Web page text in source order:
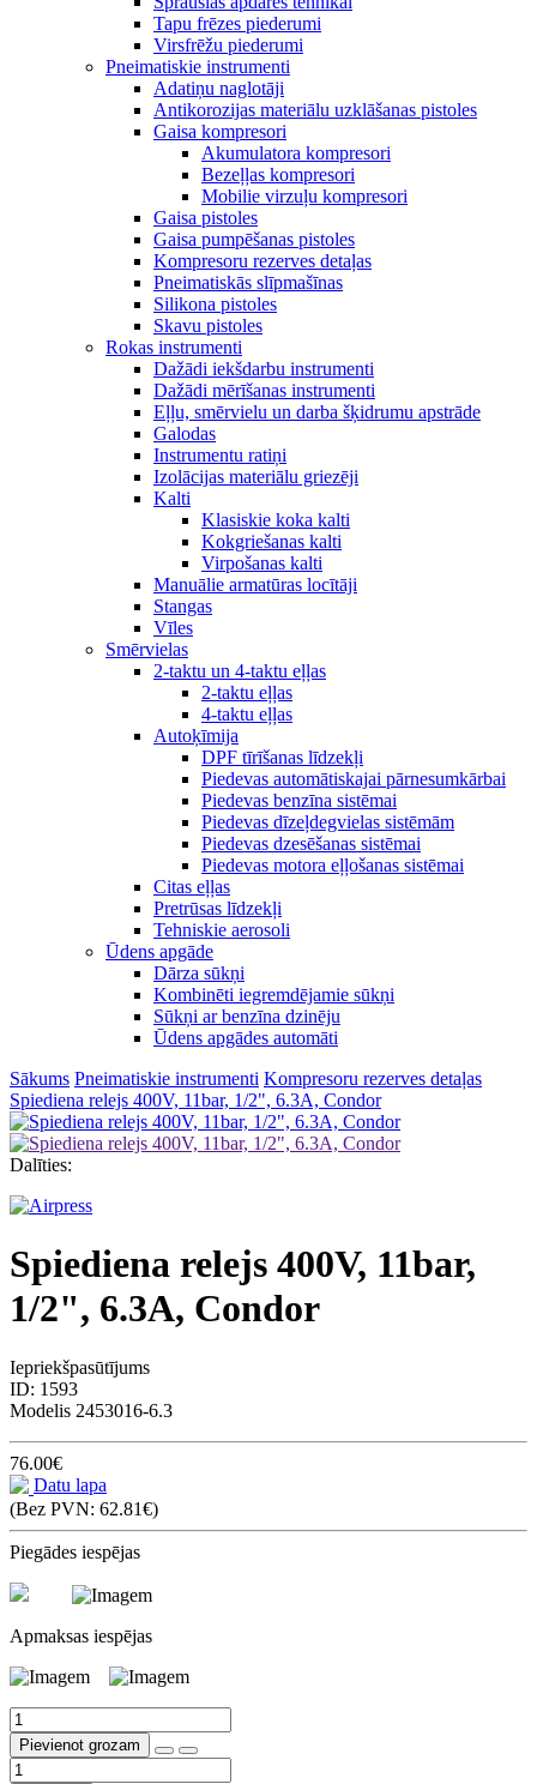
Tapu frēzes piederumi
Virsfrēžu piederumi
Pneimatiskie instrumenti
Adatiņu naglotāji
Antikorozijas materiālu uzklāšanas pistoles
Gaisa kompresori
Akumulatora kompresori
Bezeļļas kompresori
Mobilie virzuļu kompresori
Gaisa pistoles
Gaisa pumpēšanas pistoles
Kompresoru rezerves detaļas
Pneimatiskās slīpmašīnas
Silikona pistoles
Skavu pistoles
Rokas instrumenti
Dažādi iekšdarbu instrumenti
Dažādi mērīšanas instrumenti
Eļļu, smērvielu un darba šķidrumu apstrāde
Galodas
Instrumentu ratiņi
Izolācijas materiālu griezēji
Kalti
Klasiskie koka kalti
Kokgriešanas kalti
Virpošanas kalti
Manuālie armatūras locītāji
Stangas
Vīles
Smērvielas
2-taktu un 4-taktu eļļas
2-taktu eļļas
4-taktu eļļas
Autoķīmija
DPF tīrīšanas līdzekļi
Piedevas automātiskajai pārnesumkārbai
Piedevas benzīna sistēmai
Piedevas dīzeļdegvielas sistēmām
Piedevas dzesēšanas sistēmai
Piedevas motora eļļošanas sistēmai
Citas eļļas
Pretrūsas līdzekļi
Tehniskie aerosoli
Ūdens apgāde
Dārza sūkņi
Kombinēti iegremdējamie sūkņi
Sūkņi ar benzīna dzinēju
Ūdens apgādes automāti
Sākums Pneimatiskie instrumenti Kompresoru rezerves detaļas
Spiediena relejs 400V, 11bar, 1/2", 6.3A, Condor
Dalīties:
Spiediena relejs 400V, 11bar,
1/2", 6.3A, Condor
Iepriekšpasūtījums
ID: 1593
Modelis 2453016-6.3
76.00€
Datu lapa
(Bez PVN: 62.81€)
Piegādes iespējas
Apmaksas iespējas
Pievienot grozam